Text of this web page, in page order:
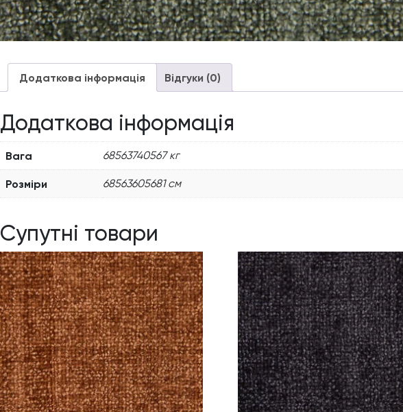
Додаткова інформація Відгуки (0)
Додаткова інформація
Вага 68563740567 кг
Розміри 68563605681 см
Супутні товари